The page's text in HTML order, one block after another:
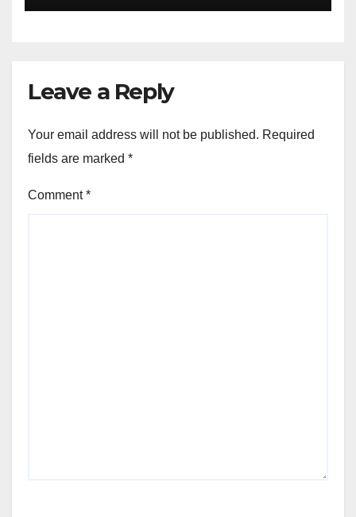
Leave a Reply
Your email address will not be published. Required
fields are marked *
Comment*